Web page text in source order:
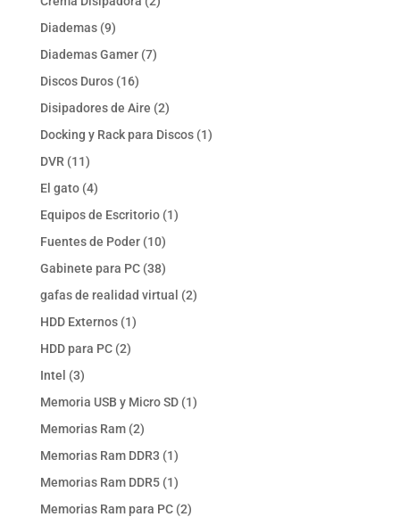
Diademas 99
productos
Diademas Gamer 77
Discos Duros 1616
productos
Disipadores de Aire 22
productos
Docking y Rack para Discos 11
DVR 1111
productos
El gato 44
productos
Equipos de Escritorio 11
Fuentes de Poder 1010
productos
Gabinete para PC 3838
productos
gafas de realidad virtual 22
HDD Externos 11
HDD para PC 22
Intel 33
productos
Memoria USB y Micro SD 11
Memorias Ram 22
productos
Memorias Ram DDR3 11
producto
Memorias Ram DDR5 11
producto
Memorias Ram para PC 22